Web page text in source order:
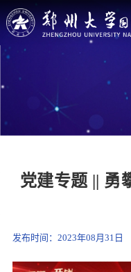
党建专题 || 勇
发布时间：2023年08月31日